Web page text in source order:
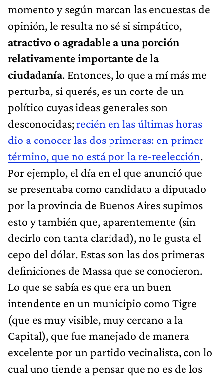
momento y según marcan las encuestas de
opinión, le resulta no sé si simpático,
atractivo o agradable a una porción
relativamente importante de la
ciudadanía. Entonces, lo que a mí más me
perturba, si querés, es un corte de un
político cuyas ideas generales son
desconocidas;recién en las últimas horas
dio a conocer las dos primeras: en primer
término, que no está por la re-reelección.
Por ejemplo, el día en el que anunció que
se presentaba como candidato a diputado
por la provincia de Buenos Aires supimos
esto y también que, aparentemente (sin
decirlo con tanta claridad), no le gusta el
cepo del dólar. Estas son las dos primeras
definiciones de Massa que se conocieron.
Lo que se sabía es que era un buen
intendente en un municipio como Tigre
(que es muy visible, muy cercano a la
Capital), que fue manejado de manera
excelente por un partido vecinalista, con lo
cual uno tiende a pensar que no es de los